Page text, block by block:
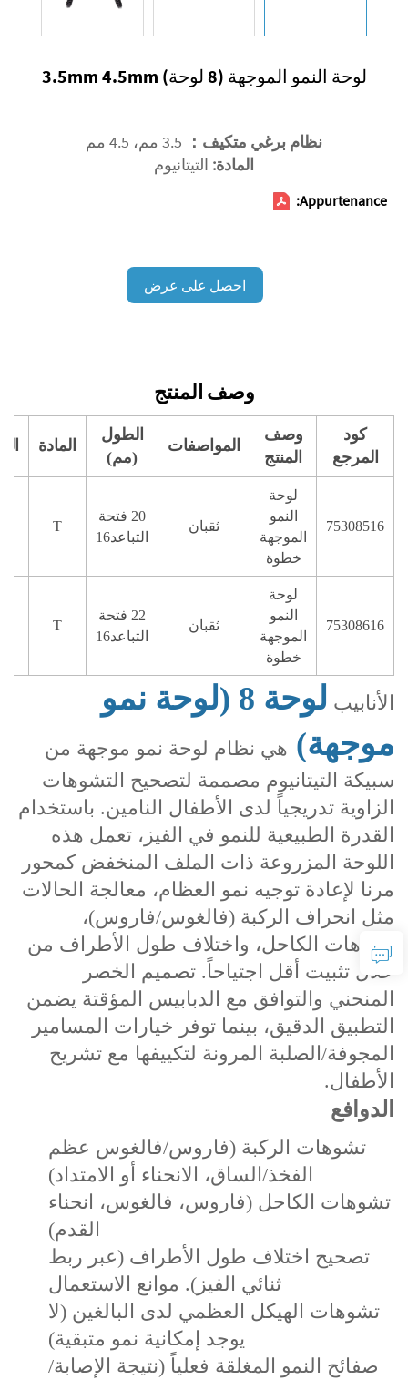
لوحة النمو الموجهة (8 لوحة) 3.5mm 4.5mm
نظام برغي متكيف： 3.5 مم، 4.5 مم
المادة: التيتانيوم
Appurtenance:
احصل على عرض
وصف المنتج
كود
المرجع
وصف
المنتج
المواصفات
الطول
(مم)
المادة
75308516
لوحة
النمو
الموجهة
خطوة
ثقبان
20 فتحة
التباعد16
T
75308616
لوحة
النمو
الموجهة
خطوة
ثقبان
22 فتحة
التباعد16
T
الأنابيب
لوحة 8‌ (لوحة نمو
موجهة) هي نظام لوحة نمو موجهة من
سبيكة التيتانيوم مصممة لتصحيح التشوهات
الزاوية تدريجياً لدى الأطفال النامين. باستخدام
القدرة الطبيعية للنمو في الفيز، تعمل هذه
اللوحة المزروعة ذات الملف المنخفض كمحور
مرنا لإعادة توجيه نمو العظام، معالجة الحالات
مثل انحراف الركبة (فالغوس/فاروس)،
تشوهات الكاحل، واختلاف طول الأطراف من
خلال تثبيت أقل اجتياحاً. تصميم الخصر
المنحني والتوافق مع الدبابيس المؤقتة يضمن
التطبيق الدقيق، بينما توفر خيارات المسامير
المجوفة/الصلبة المرونة لتكييفها مع تشريح
الأطفال.
الدوافع
تشوهات الركبة (فاروس/فالغوس عظم
الفخذ/الساق، الانحناء أو الامتداد)
تشوهات الكاحل (فاروس، فالغوس، انحناء
القدم)
تصحيح اختلاف طول الأطراف (عبر ربط
ثنائي الفيز). موانع الاستعمال
تشوهات الهيكل العظمي لدى البالغين (لا
يوجد إمكانية نمو متبقية)
صفائح النمو المغلقة فعلياً (نتيجة الإصابة/